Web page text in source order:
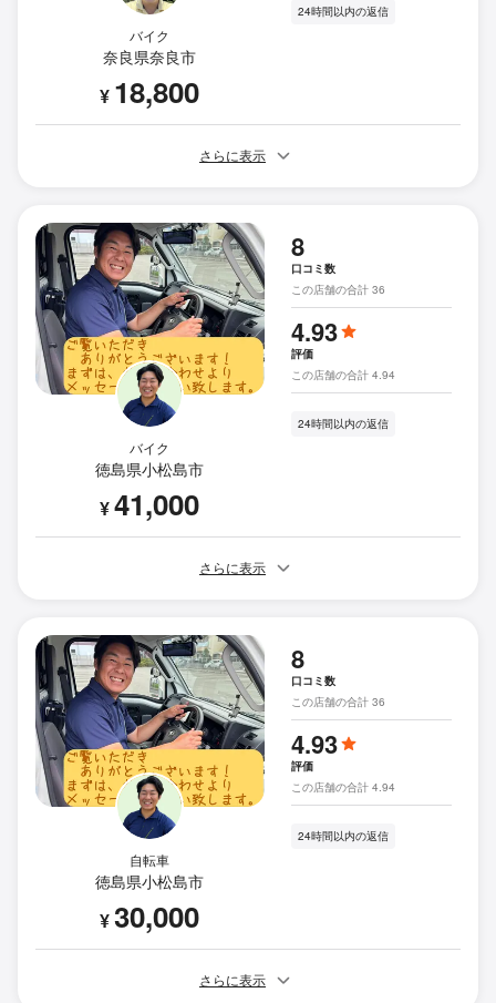
バイク
奈良県奈良市
¥ 18,800
24時間以内の返信
さらに表示
バイク
徳島県小松島市
¥41,000
8
口コミ数
この店舗の合計 36
4.93
評価
この店舗の合計 4.94
24時間以内の返信
さらに表示
自転車
徳島県小松島市
¥30,000
8
口コミ数
この店舗の合計 36
4.93
評価
この店舗の合計 4.94
24時間以内の返信
さらに表示